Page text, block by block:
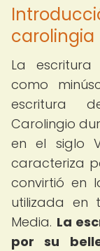
carolingia
La escritura
como
escritura
Carolingio
en el siglo
caracteriza
convirtió en
utilizada en
Media. La
por su